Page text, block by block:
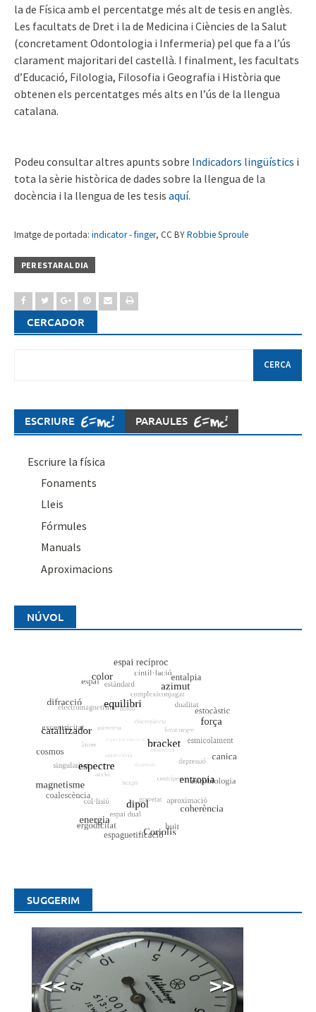
la de Física amb el percentatge més alt de tesis en anglès.
Les facultats de Dret i la de Medicina i Ciències de la Salut
(concretament Odontologia i Infermeria) pel que fa a l’ús
clarament majoritari del castellà. I finalment, les facultats
d’Educació, Filologia, Filosofia i Geografia i Història que
obtenen els percentatges més alts en l’ús de la llengua
catalana.
Podeu consultar altres apunts sobre Indicadors lingüístics i
tota la sèrie històrica de dades sobre la llengua de la
docència i la llengua de les tesis aquí.
Imatge de portada: indicator - finger, CC BYRobbie Sproule
PER ESTAR AL DIA
CERCADOR
ESCRIURE PARAULES
Escriure la física
Fonaments
Lleis
Fórmules
Manuals
Aproximacions
NÚVOL
SUGGERIM
<< >>